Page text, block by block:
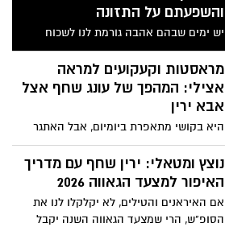
והשפעתם על התזונה
יש ימים שבהם אהבה גורמת לנו לשכוח
לאכול. ויש ימים שבהם היא גורמת לנו לאכול
ללא הרף, בעיקר כשמשהו בקשר לא יציב. זה
לא "חולשת אופי", אלא ביולוגיה: אותה
מערכת שמפעילה אותנו סביב קשר, חיבה
והיקשרות, מפעילה אותנו גם סביב אוכל. רק
שהפעם, במקום לרדוף אחרי הודעה או
מהירה להירגע.
מראסטות וקעקועים למראה
אצילי: המהפך של עונג שחף אצל
אבא ירין
היא בקושי מתאפרת ביומיום, אבל האתגר
הנועז שהציבה מעצבת התכשיטים לאביה,
המאפר הלאומי, הוליד מהפך היסטרי
ברשתות. הצצה מאחורי הקלעים.
נוצץ ומטאלי: ירין שחף עם מדריך
האיפור למצעד הגאווה 2026
אם האיראנים והטילים, לא יקלקלו לנו את
הסופ"ש, הרי שמצעד הגאווה השנה יקבל